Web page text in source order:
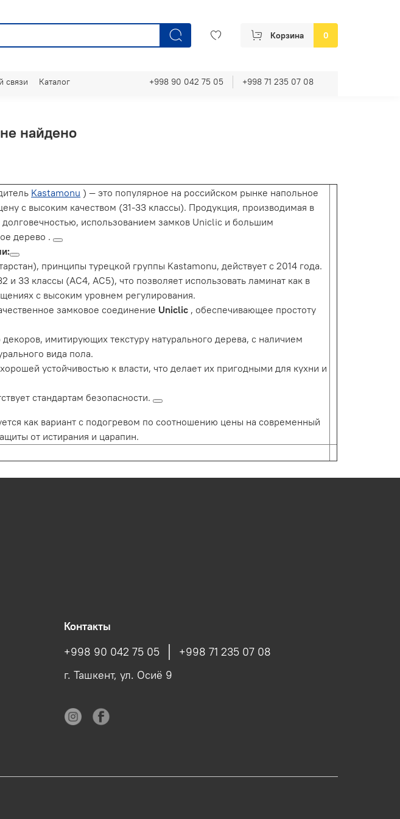
Корзина 0
связи Каталог +998 90 042 75 05 +998 71 235 07 08
найдено
Kastamonu ) — это популярное на российском рынке напольное
с высоким качеством (31-33 классы). Продукция, производимая в
долговечностью, использованием замков Uniclic и большим
дерево .
принципы турецкой группы Kastamonu, действует с 2014 года.
и 33 классы (AC4, AC5), что позволяет использовать ламинат как в
с высоким уровнем регулирования.
замковое соединение Uniclic , обеспечивающее простоту
имитирующих текстуру натурального дерева, с наличием
вида пола.
устойчивостью к власти, что делает их пригодными для кухни и
стандартам безопасности.
как вариант с подогревом по соотношению цены на современный
от истирания и царапин.
Контакты
+998 90 042 75 05
+998 71 235 07 08
г. Ташкент, ул. Осиё 9